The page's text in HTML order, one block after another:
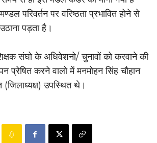
परिवर्तन पर वरिष्ठता प्रभावित होने से
पड़ता है।
संघो के अधिवेशनो/ चुनावों को करवाने की
प्रेषित करने वालो में मनमोहन सिंह चौहान
(जिलाध्यक्ष) उपस्थित थे।